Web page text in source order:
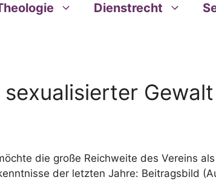
Dienstrecht
sexualisierter
die große Reichweite des Vereins
der letzten Jahre: Beitragsbild